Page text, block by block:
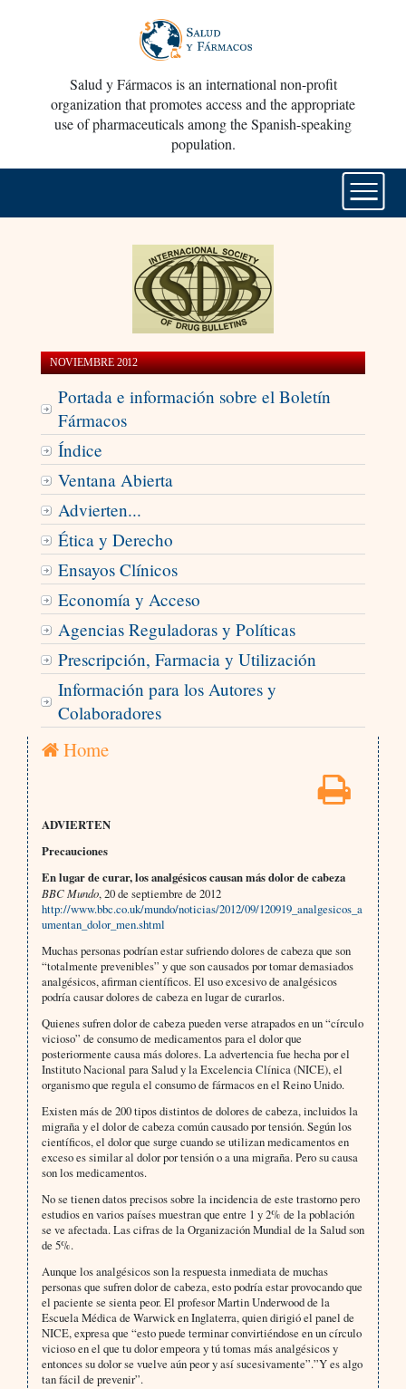
Salud y Fármacos is an international non-profit
organization that promotes access and the appropriate
use of pharmaceuticals among the Spanish-speaking
population.
NOVIEMBRE 2012
Portada e información sobre el Boletín
Fármacos
Índice
Ventana Abierta
Advierten...
Ética y Derecho
Ensayos Clínicos
Economía y Acceso
Agencias Reguladoras y Políticas
Prescripción, Farmacia y Utilización
Información para los Autores y
Colaboradores
Home
ADVIERTEN
Precauciones
En lugar de curar, los analgésicos causan más dolor de cabeza
BBC Mundo, 20 de septiembre de 2012
http://www.bbc.co.uk/mundo/noticias/2012/09/120919_analgesicos_a
umentan_dolor_men.shtml
Muchas personas podrían estar sufriendo dolores de cabeza que son
“totalmente prevenibles” y que son causados por tomar demasiados
analgésicos, afirman científicos. El uso excesivo de analgésicos
podría causar dolores de cabeza en lugar de curarlos.
Quienes sufren dolor de cabeza pueden verse atrapados en un “círculo
vicioso” de consumo de medicamentos para el dolor que
posteriormente causa más dolores. La advertencia fue hecha por el
Instituto Nacional para Salud y la Excelencia Clínica (NICE), el
organismo que regula el consumo de fármacos en el Reino Unido.
Existen más de 200 tipos distintos de dolores de cabeza, incluidos la
migraña y el dolor de cabeza común causado por tensión. Según los
científicos, el dolor que surge cuando se utilizan medicamentos en
exceso es similar al dolor por tensión o a una migraña. Pero su causa
son los medicamentos.
No se tienen datos precisos sobre la incidencia de este trastorno pero
estudios en varios países muestran que entre 1 y 2% de la población
se ve afectada. Las cifras de la Organización Mundial de la Salud son
de 5%.
Aunque los analgésicos son la respuesta inmediata de muchas
personas que sufren dolor de cabeza, esto podría estar provocando que
el paciente se sienta peor. El profesor Martin Underwood de la
Escuela Médica de Warwick en Inglaterra, quien dirigió el panel de
NICE, expresa que “esto puede terminar convirtiéndose en un círculo
vicioso en el que tu dolor empeora y tú tomas más analgésicos y
entonces su dolor se vuelve aún peor y así sucesivamente”.”Y es algo
tan fácil de prevenir”.